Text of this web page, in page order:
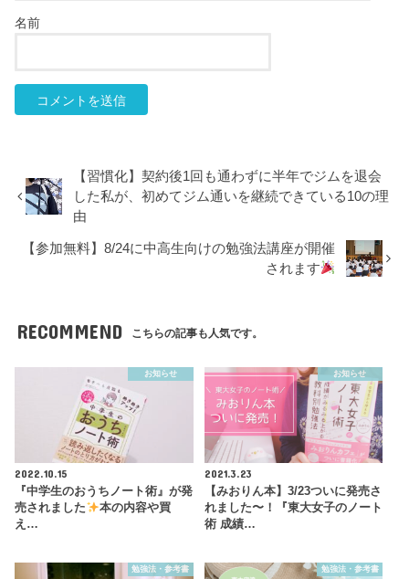
名前
【習慣化】契約後1回も通わずに半年でジムを退会
した私が、初めてジム通いを継続できている10の理
由
【参加無料】8/24に中高生向けの勉強法講座が開催
されます
RECOMMEND こちらの記事も人気です。
お知らせ
2022.10.15
『中学生のおうちノート術』が発
売されました
本の内容や買
え…
お知らせ
2021.3.23
【みおりん本】3/23ついに発売さ
れました〜！『東大女子のノート
術 成績…
勉強法・参考書 勉強法・参考書